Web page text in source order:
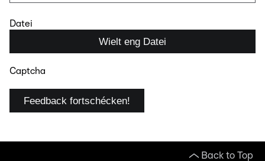
Datei
Wielt eng Datei
Captcha
Feedback fortschécken!
Back to Top